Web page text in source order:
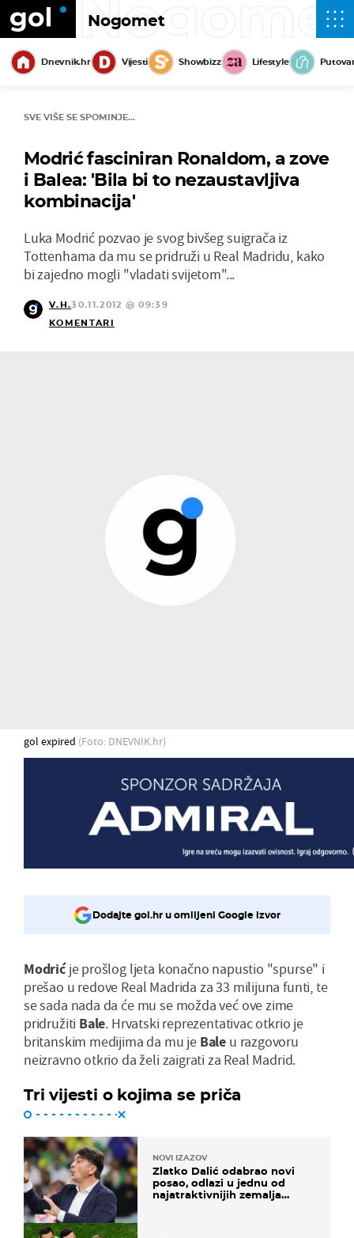
Nogomet
Dnevnik.hr Vijesti Showbizz Lifestyle
SVE VIŠE SE SPOMINJE...
Modrić fasciniran Ronaldom, a zove
i Balea: 'Bila bi to nezaustavljiva
kombinacija'
Luka Modrić pozvao je svog bivšeg suigrača iz
Tottenhama da mu se pridruži u Real Madridu, kako
bi zajedno mogli "vladati svijetom"...
V.H.30.11.2012 @ 09:39
KOMENTARI
gol expired (Foto: DNEVNIK.hr)
Dodajte gol.hr u omiljeni Google izvor
Modrićje prošlog ljeta konačno napustio "spurse" i
prešao u redove Real Madrida za 33 milijuna funti, te
se sada nada da će mu se možda već ove zime
pridružiti Bale. Hrvatski reprezentativac otkrio je
britanskim medijima da mu je Bale u razgovoru
neizravno otkrio da želi zaigrati za Real Madrid.
Tri vijesti o kojima se priča
NOVI IZAZOV
Zlatko Dalić odabrao novi
posao, odlazi u jednu od
najatraktivnijih zemalja